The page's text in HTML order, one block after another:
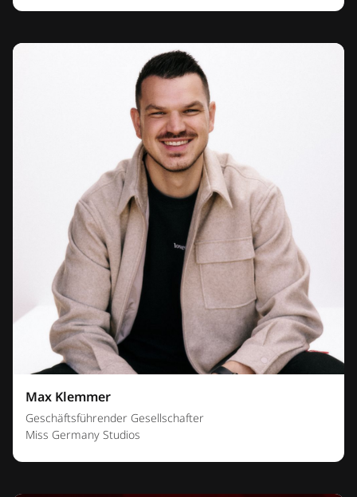
Max Klemmer
Geschäftsführender Gesellschafter
Miss Germany Studios